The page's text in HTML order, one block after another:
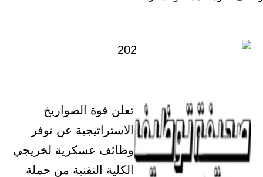
تعلن قوة الصواريخ
الاستراتيجية عن توفر
وظائف عسكرية لخريجي
الكلية التقنية من حملة